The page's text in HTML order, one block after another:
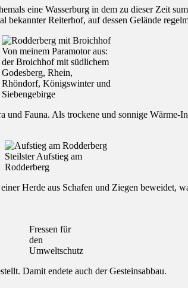
eine Wasserburg in dem zu dieser Zeit
Reiterhof, auf dessen Gelände
Von meinem Paramotor aus:
der Broichhof mit südlichem
Godesberg, Rhein,
Rhöndorf, Königswinter und
Siebengebirge
Fauna. Als trockene und sonnige
Steilster Aufstieg am
Rodderberg
Herde aus Schafen und Ziegen beweidet,
Fressen für
den
Umweltschutz
Damit endete auch der Gesteinsabbau.